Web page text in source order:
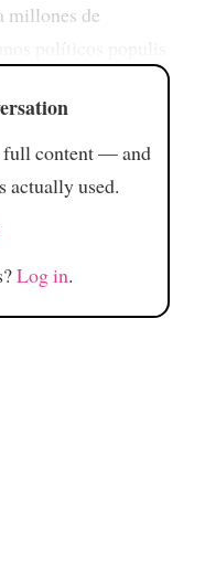
millones de
full content — and
actually used.
Log in.